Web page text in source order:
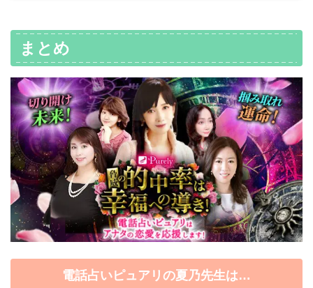
まとめ
電話占いピュアリの夏乃先生は…